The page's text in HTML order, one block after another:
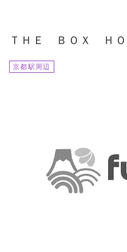
ＴＨＥ ＢＯＸ Ｈ
京都駅周辺